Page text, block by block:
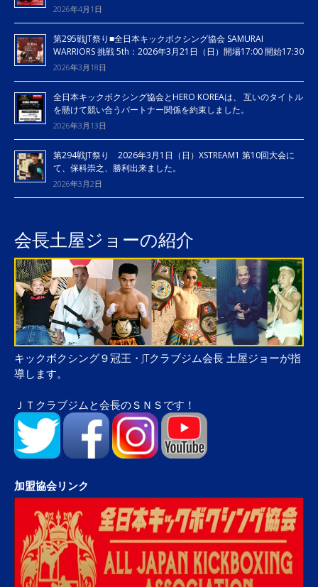
2026年4月1日
第295戦JT祭り■全日本キックボクシング協会 SAMURAI
WARRIORS 挑戦 5th：2026年3月21日（日）開場17:00 開始17:30
2026年3月18日
全日本キックボクシング協会とHERO KOREAは、 互いのタイトル
を懸けて競い合うパートナー関係を約束しました。
2026年3月13日
第294戦JT祭り 2026年3月1日（日）XSTREAM1 第10回大会に
て、保科崇之、勝利出来ました。
2026年3月2日
会長土屋ジョーの紹介
キックボクシング９冠王・JTクラブジム会長 土屋ジョーが指
導します。
ＪＴクラブジムと会長のＳＮＳです！
加盟協会リンク